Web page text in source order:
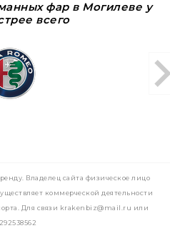
фар в Могилеве у
всего
Владелец сайта физическое лицо
коммерческой деятельности
Для связи krakenbiz@mail.ru или